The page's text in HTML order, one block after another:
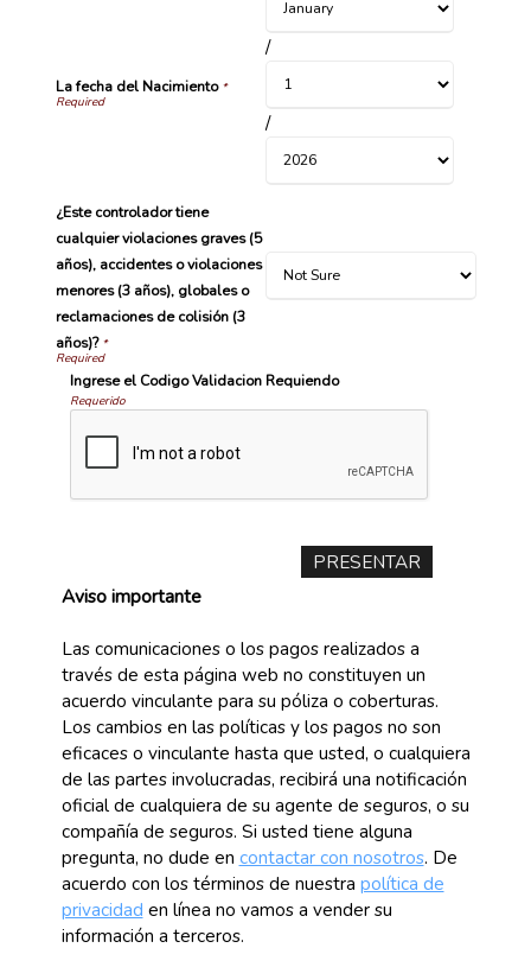
La fecha del Nacimiento*
/
/
¿Este controlador tiene
cualquier violaciones graves (5
años), accidentes o violaciones
menores (3 años), globales o
reclamaciones de colisión (3
años)?*
Ingrese el Codigo Validacion Requiendo
Requerido
Aviso importante
Las comunicaciones o los pagos realizados a
través de esta página web no constituyen un
acuerdo vinculante para su póliza o coberturas.
Los cambios en las políticas y los pagos no son
eficaces o vinculante hasta que usted, o cualquiera
de las partes involucradas, recibirá una notificación
oficial de cualquiera de su agente de seguros, o su
compañía de seguros. Si usted tiene alguna
pregunta, no dude en contactar con nosotros. De
acuerdo con los términos de nuestra política de
privacidad en línea no vamos a vender su
información a terceros.